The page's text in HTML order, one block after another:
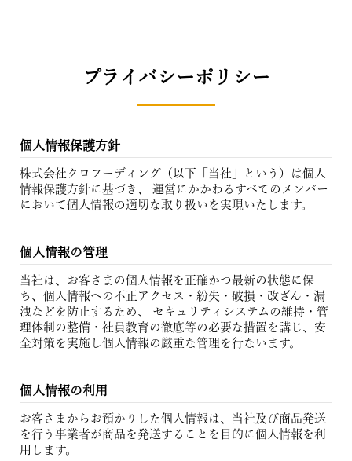
プライバシーポリシー
個人情報保護方針
株式会社クロフーディング（以下「当社」という）は個人
情報保護方針に基づき、 運営にかかわるすべてのメンバー
において個人情報の適切な取り扱いを実現いたします。
個人情報の管理
当社は、お客さまの個人情報を正確かつ最新の状態に保
ち、個人情報への不正アクセス・紛失・破損・改ざん・漏
洩などを防止するため、 セキュリティシステムの維持・管
理体制の整備・社員教育の徹底等の必要な措置を講じ、安
全対策を実施し個人情報の厳重な管理を行ないます。
個人情報の利用
お客さまからお預かりした個人情報は、当社及び商品発送
を行う事業者が商品を発送することを目的に個人情報を利
用します。